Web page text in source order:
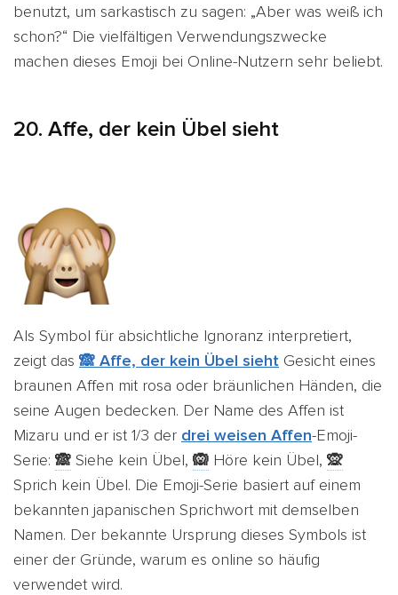
benutzt, um sarkastisch zu sagen: „Aber was weiß ich
schon?“ Die vielfältigen Verwendungszwecke
machen dieses Emoji bei Online-Nutzern sehr beliebt.
20. Affe, der kein Übel sieht
Als Symbol für absichtliche Ignoranz interpretiert,
zeigt das 🙈 Affe, der kein Übel sieht Gesicht eines
braunen Affen mit rosa oder bräunlichen Händen, die
seine Augen bedecken. Der Name des Affen ist
Mizaru und er ist 1/3 der drei weisen Affen-Emoji-
Serie: 🙈 Siehe kein Übel, 🙉 Höre kein Übel, 🙊
Sprich kein Übel. Die Emoji-Serie basiert auf einem
bekannten japanischen Sprichwort mit demselben
Namen. Der bekannte Ursprung dieses Symbols ist
einer der Gründe, warum es online so häufig
verwendet wird.